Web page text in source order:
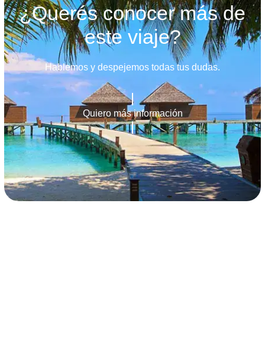
¿Querés conocer más de
este viaje?
Hablemos y despejemos todas tus dudas.
Quiero más información